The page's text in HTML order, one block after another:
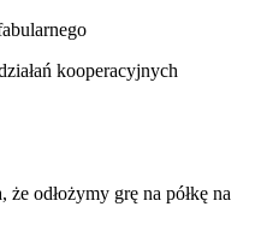
kooperacyjnych
odłożymy grę na półkę na